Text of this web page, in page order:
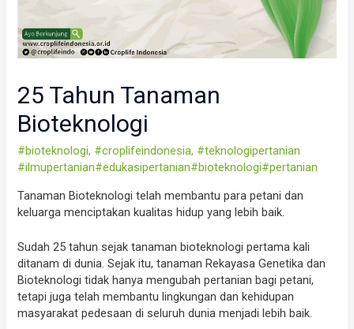
25 Tahun Tanaman
Bioteknologi
#bioteknologi, #croplifeindonesia, #teknologipertanian
#ilmupertanian#edukasipertanian#bioteknologi#pertanian
Tanaman Bioteknologi telah membantu para petani dan
keluarga menciptakan kualitas hidup yang lebih baik.
Sudah 25 tahun sejak tanaman bioteknologi pertama kali
ditanam di dunia. Sejak itu, tanaman Rekayasa Genetika dan
Bioteknologi tidak hanya mengubah pertanian bagi petani,
tetapi juga telah membantu lingkungan dan kehidupan
masyarakat pedesaan di seluruh dunia menjadi lebih baik.